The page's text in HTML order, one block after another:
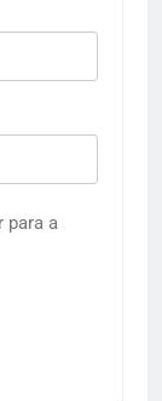
para a